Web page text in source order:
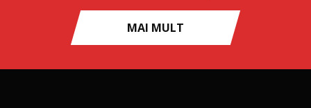
MAI MULT